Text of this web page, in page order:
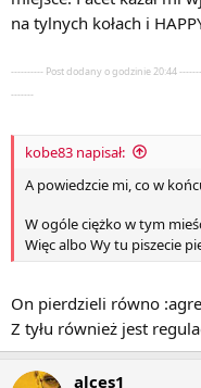
na tylnych kołach i
---------- Post dodany o godzinie 20:44
-------
kobe83 napisał:
A powiedzcie mi, co w
W ogóle ciężko w tym
Więc albo Wy tu piszecie
On pierdzieli równo
Z tyłu również jest
alces1